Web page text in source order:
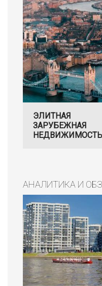
ЭЛИТНАЯ
ЗАРУБЕЖНАЯ
НЕДВИЖИМОСТЬ
АНАЛИТИКА И